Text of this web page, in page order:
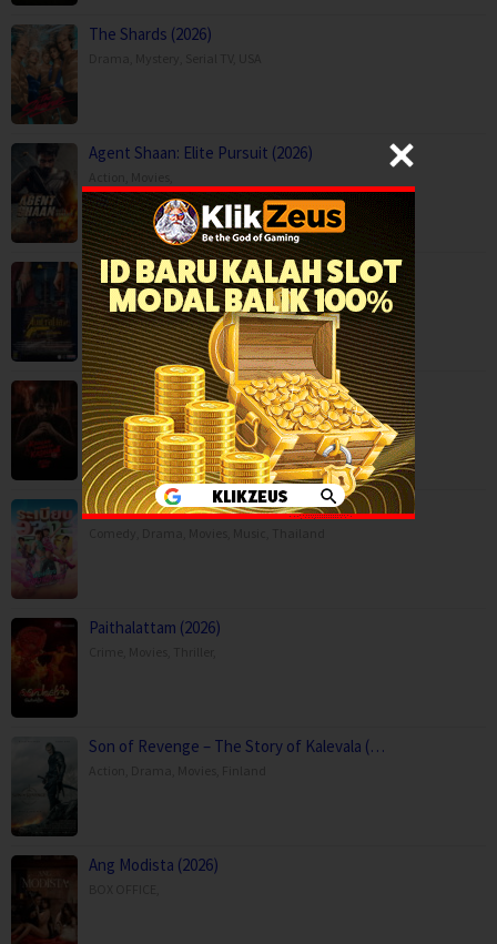
The Shards (2026)
Agent Shaan: Elite Pursuit (2026)
Anaganaga Australia Lo (2025)
Crime, Movies ,Mystery,Thriller,
Kaalam paranja kadha (2026)
Crime,Movies,Thriller,
Mor Lam Rhythm (2026)
Paithalattam (2026)
Son of Revenge – The Story of Kalevala (…
Ang Modista (2026)